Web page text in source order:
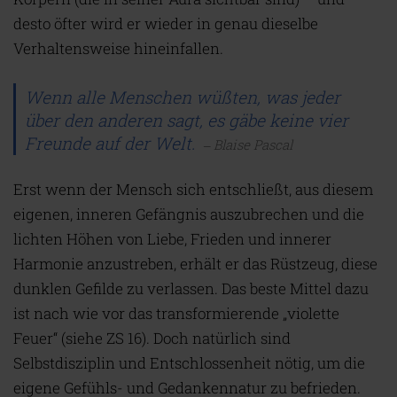
desto öfter wird er wieder in genau dieselbe
Verhaltensweise hineinfallen.
Wenn alle Menschen wüßten, was jeder
über den anderen sagt, es gäbe keine vier
Freunde auf der Welt.
Blaise Pascal
Erst wenn der Mensch sich entschließt, aus diesem
eigenen, inneren Gefängnis auszubrechen und die
lichten Höhen von Liebe, Frieden und innerer
Harmonie anzustreben, erhält er das Rüstzeug, diese
dunklen Gefilde zu verlassen. Das beste Mittel dazu
ist nach wie vor das transformierende „violette
Feuer“ (siehe ZS 16). Doch natürlich sind
Selbstdisziplin und Entschlossenheit nötig, um die
eigene Gefühls- und Gedankennatur zu befrieden.